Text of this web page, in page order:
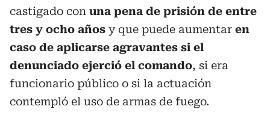
castigado con una pena de prisión de entre
tres y ocho años y que puede aumentar en
caso de aplicarse agravantes si el
denunciado ejerció el comando, si era
funcionario público o si la actuación
contempló el uso de armas de fuego.